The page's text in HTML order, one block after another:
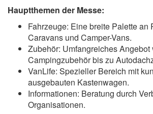
Hauptthemen der Messe:
Fahrzeuge: Eine breite Palette an
Caravans und Camper-Vans.
Zubehör: Umfangreiches Angebot
Campingzubehör bis zu
VanLife: Spezieller Bereich mit
ausgebauten Kastenwagen.
Informationen: Beratung durch
Organisationen.